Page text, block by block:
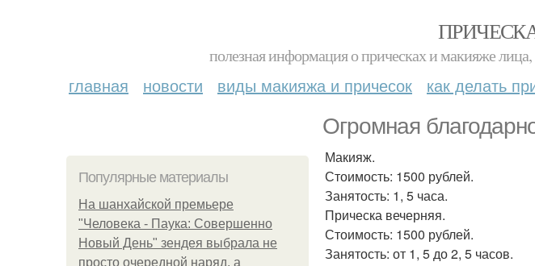
полезная информация о прическах и макияже
главная новости виды макияжа и причесок как делать
Огромная
Популярные материалы
На шанхайской премьере
"Человека - Паука: Совершенно
Новый День" зендея выбрала не
просто очередной наряд, а
Макияж.
Стоимость: 1500 рублей.
Занятость: 1, 5 часа.
Прическа вечерняя.
Стоимость: 1500 рублей.
Занятость: от 1, 5 до 2, 5 часов.